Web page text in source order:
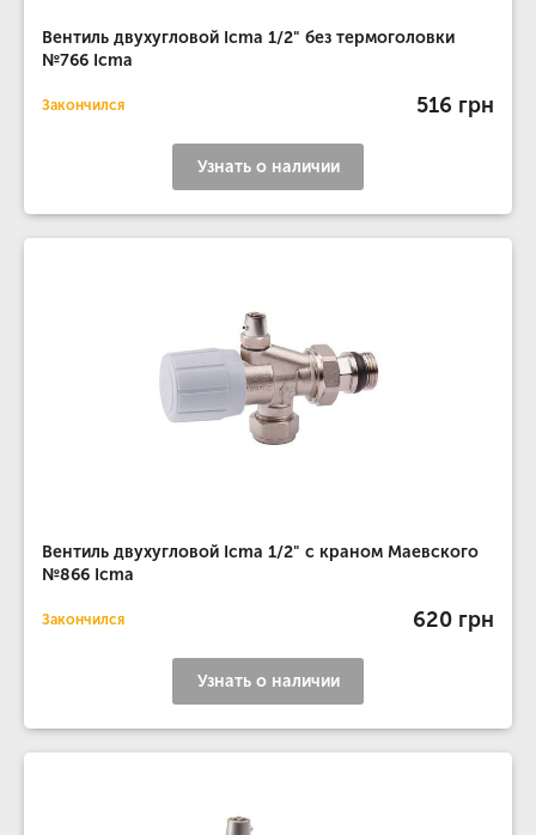
Вентиль двухугловой Icma 1/2" без термоголовки
№766 Icma
Закончился 516 грн
Узнать о наличии
Вентиль двухугловой Icma 1/2" с краном Маевского
№866 Icma
Закончился 620 грн
Узнать о наличии